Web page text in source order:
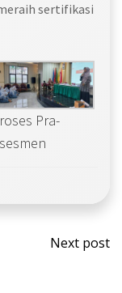
sertifikasi
Pra-
Post
Next post